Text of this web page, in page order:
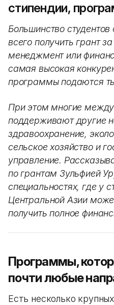
стипендии,
Большинство
всего получить грант
менеджмент или
самая высокая
программы подаются
При этом многие
поддерживают другие
здравоохранение,
сельское хозяйство и
управление.
по грантам Зульфией
специальностях, где у
Центральной Азии
получить полное
Программы,
почти любые
Есть несколько